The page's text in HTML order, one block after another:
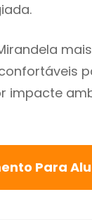
impacte
Para